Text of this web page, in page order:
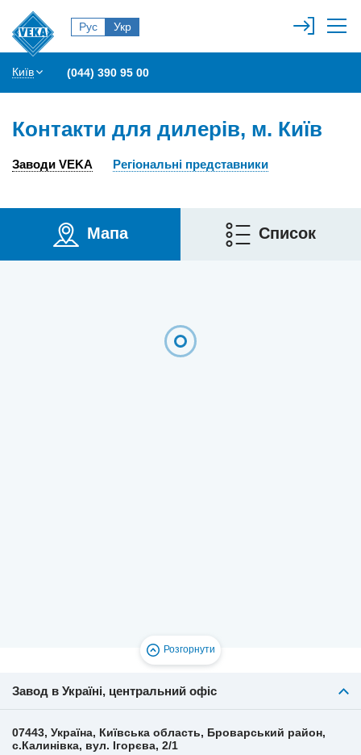
Рус Укр
Київ (044) 390 95 00
Контакти для дилерів, м. Київ
Заводи VEKA Регіональні представники
Мапа Список
Розгорнути
Завод в Україні, центральний офіс
07443, Україна, Київська область, Броварський район,
с.Калинівка, вул. Ігорєва, 2/1